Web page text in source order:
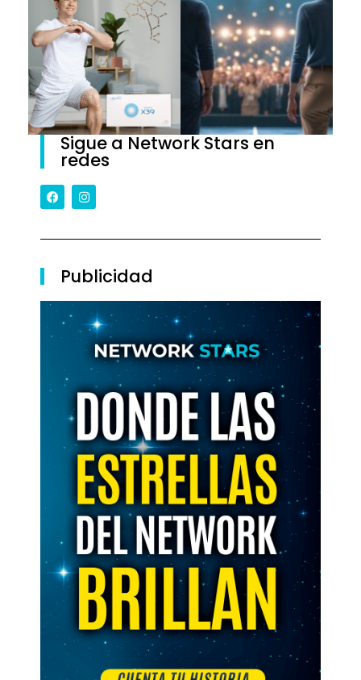
Sigue a Network Stars en
redes
Publicidad